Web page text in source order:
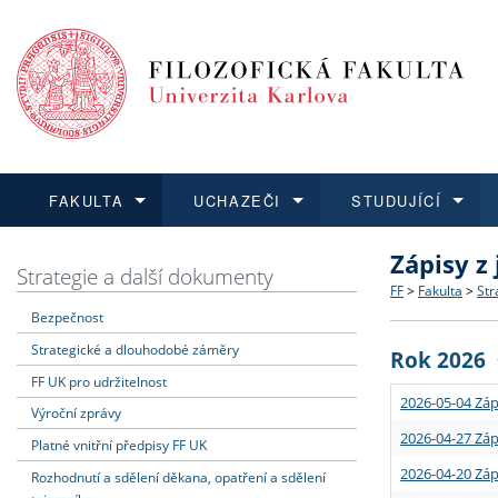
FAKULTA
Dozvědět se více
Struktura
Strategie
Podpora
UCHAZEČI
Podat přihlášku
Co
Učitelské
STUDUJÍCÍ
Dozvědět se více
Rigorózní
Dozvědět se více
O vědě a
Granty a
Dozvědět se více
Aktuální
Strategie a další dokumenty
Bezpečnost
Strategické a dlouhodobé záměry
FF UK pro udržitelnost
Výroční zprávy
Platné vnitřní předpisy FF UK
Rozhodnutí a sdělení děkana, opatření a sdělení
Zápisy
FF > Fakulta >
Rok 2026
2026-05-04
2026-04-27
2026-04-20